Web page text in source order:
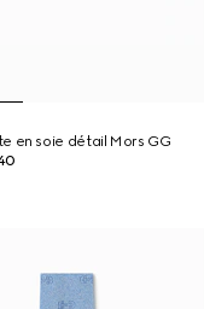
en soie détail Mors GG